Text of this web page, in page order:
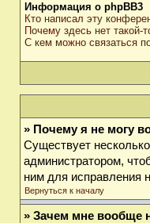
Информация о phpBB3
Кто написал эту
Почему здесь нет такой-
С кем можно связаться
» Почему я не могу
Существует
администратором,
ним для исправления
Вернуться к началу
» Зачем мне вообще